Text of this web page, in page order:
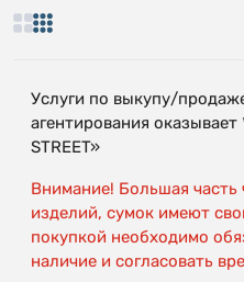
Услуги по выкупу/
агентирования оказывает
STREET»
Внимание! Большая
изделий, сумок имеют
покупкой необходимо
наличие и согласовать